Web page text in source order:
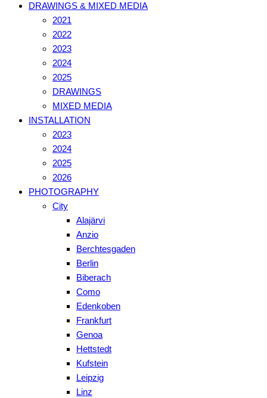
DRAWINGS & MIXED MEDIA
2021
2022
2023
2024
2025
DRAWINGS
MIXED MEDIA
INSTALLATION
2023
2024
2025
2026
PHOTOGRAPHY
City
Alajärvi
Anzio
Berchtesgaden
Berlin
Biberach
Como
Edenkoben
Frankfurt
Genoa
Hettstedt
Kufstein
Leipzig
Linz